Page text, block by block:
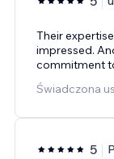
Their
impressed.
commitment
Świadczona
5